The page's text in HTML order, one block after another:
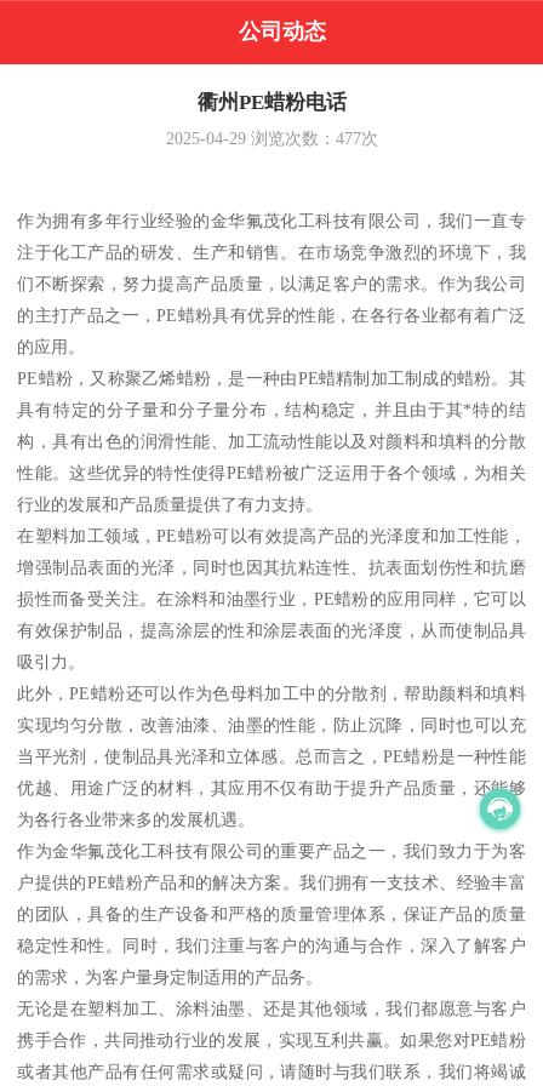
公司动态
衢州PE蜡粉电话
2025-04-29浏览次数： 477次
作为拥有多年行业经验的金华氟茂化工科技有限公司，我们一直专
注于化工产品的研发、生产和销售。在市场竞争激烈的环境下，我
们不断探索，努力提高产品质量，以满足客户的需求。作为我公司
的主打产品之一，PE蜡粉具有优异的性能，在各行各业都有着广泛
的应用。
PE蜡粉，又称聚乙烯蜡粉，是一种由PE蜡精制加工制成的蜡粉。其
具有特定的分子量和分子量分布，结构稳定，并且由于其*特的结
构，具有出色的润滑性能、加工流动性能以及对颜料和填料的分散
性能。这些优异的特性使得PE蜡粉被广泛运用于各个领域，为相关
行业的发展和产品质量提供了有力支持。
在塑料加工领域，PE蜡粉可以有效提高产品的光泽度和加工性能，
增强制品表面的光泽，同时也因其抗粘连性、抗表面划伤性和抗磨
损性而备受关注。在涂料和油墨行业，PE蜡粉的应用同样，它可以
有效保护制品，提高涂层的性和涂层表面的光泽度，从而使制品具
吸引力。
此外，PE蜡粉还可以作为色母料加工中的分散剂，帮助颜料和填料
实现均匀分散，改善油漆、油墨的性能，防止沉降，同时也可以充
当平光剂，使制品具光泽和立体感。总而言之，PE蜡粉是一种性能
优越、用途广泛的材料，其应用不仅有助于提升产品质量，还能够
为各行各业带来多的发展机遇。
作为金华氟茂化工科技有限公司的重要产品之一，我们致力于为客
户提供的PE蜡粉产品和的解决方案。我们拥有一支技术、经验丰富
的团队，具备的生产设备和严格的质量管理体系，保证产品的质量
稳定性和性。同时，我们注重与客户的沟通与合作，深入了解客户
的需求，为客户量身定制适用的产品务。
无论是在塑料加工、涂料油墨、还是其他领域，我们都愿意与客户
携手合作，共同推动行业的发展，实现互利共赢。如果您对PE蜡粉
或者其他产品有任何需求或疑问，请随时与我们联系，我们将竭诚